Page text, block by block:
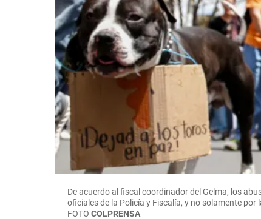
De acuerdo al fiscal coordinador del Gelma, los
oficiales de la Policía y Fiscalía, y no solamente por
FOTOCOLPRENSA